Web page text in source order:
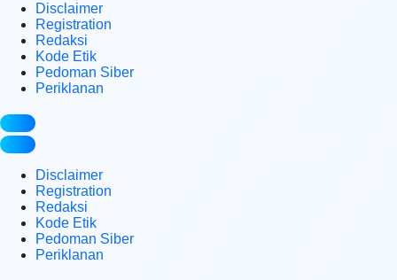
Disclaimer
Registration
Redaksi
Kode Etik
Pedoman Siber
Periklanan
Disclaimer
Registration
Redaksi
Kode Etik
Pedoman Siber
Periklanan